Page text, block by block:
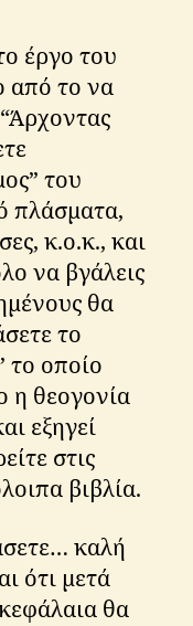
έργο του
από το να
του
πλάσματα,
κ.ο.κ., και
να βγάλεις
θα
το
το οποίο
η θεογονία
εξηγεί
στις
βιβλία.
καλή
ότι μετά
θα